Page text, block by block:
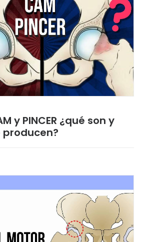
y PINCER ¿qué son y
producen?